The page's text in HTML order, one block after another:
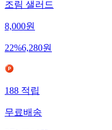
조림 샐러드
8,000원
22%6,280원
188적립
무료배송